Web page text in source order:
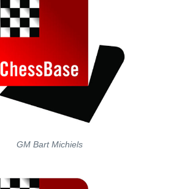
GM Bart Michiels